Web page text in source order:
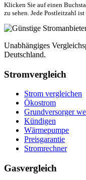
Klicken Sie auf einen
zu sehen. Jede Postleitzahl
Unabhängiges
Deutschland.
Stromvergleich
Strom vergleichen
Ökostrom
Grundversorger
Kündigen
Wärmepumpe
Preisgarantie
Stromrechner
Gasvergleich